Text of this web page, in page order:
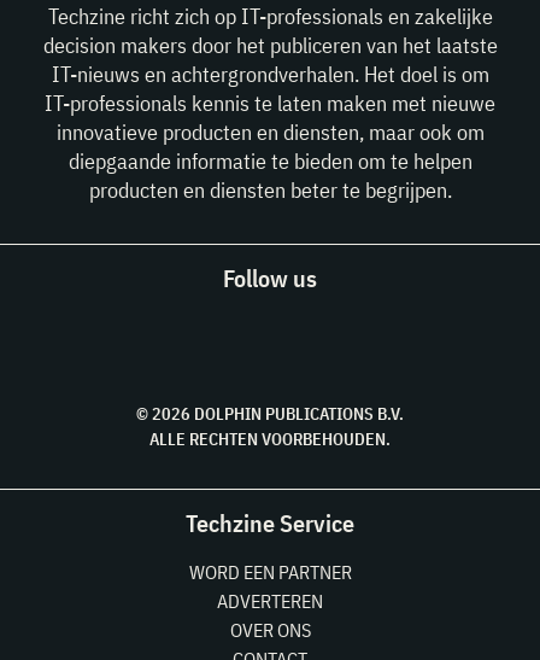
Techzine richt zich op IT-professionals en zakelijke
decision makers door het publiceren van het laatste
IT-nieuws en achtergrondverhalen. Het doel is om
IT-professionals kennis te laten maken met nieuwe
innovatieve producten en diensten, maar ook om
diepgaande informatie te bieden om te helpen
producten en diensten beter te begrijpen.
Follow us
© 2026 DOLPHIN PUBLICATIONS B.V.
ALLE RECHTEN VOORBEHOUDEN.
Techzine Service
WORD EEN PARTNER
ADVERTEREN
OVER ONS